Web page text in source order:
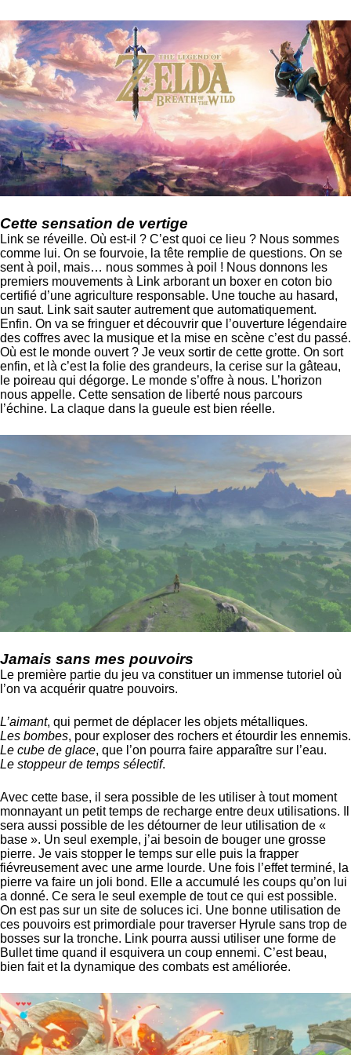
Cette sensation de vertige
Link se réveille. Où est-il ? C’est quoi ce lieu ? Nous sommes
comme lui. On se fourvoie, la tête remplie de questions. On se
sent à poil, mais… nous sommes à poil ! Nous donnons les
premiers mouvements à Link arborant un boxer en coton bio
certifié d’une agriculture responsable. Une touche au hasard,
un saut. Link sait sauter autrement que automatiquement.
Enfin. On va se fringuer et découvrir que l’ouverture légendaire
des coffres avec la musique et la mise en scène c’est du passé.
Où est le monde ouvert ? Je veux sortir de cette grotte. On sort
enfin, et là c’est la folie des grandeurs, la cerise sur la gâteau,
le poireau qui dégorge. Le monde s’offre à nous. L’horizon
nous appelle. Cette sensation de liberté nous parcours
l’échine. La claque dans la gueule est bien réelle.
Jamais sans mes pouvoirs
Le première partie du jeu va constituer un immense tutoriel où
l’on va acquérir quatre pouvoirs.
L’aimant, qui permet de déplacer les objets métalliques.
Les bombes, pour exploser des rochers et étourdir les ennemis.
Le cube de glace, que l’on pourra faire apparaître sur l’eau.
Le stoppeur de temps sélectif.
Avec cette base, il sera possible de les utiliser à tout moment
monnayant un petit temps de recharge entre deux utilisations. Il
sera aussi possible de les détourner de leur utilisation de «
base ». Un seul exemple, j’ai besoin de bouger une grosse
pierre. Je vais stopper le temps sur elle puis la frapper
fiévreusement avec une arme lourde. Une fois l’effet terminé, la
pierre va faire un joli bond. Elle a accumulé les coups qu’on lui
a donné. Ce sera le seul exemple de tout ce qui est possible.
On est pas sur un site de soluces ici. Une bonne utilisation de
ces pouvoirs est primordiale pour traverser Hyrule sans trop de
bosses sur la tronche. Link pourra aussi utiliser une forme de
Bullet time quand il esquivera un coup ennemi. C’est beau,
bien fait et la dynamique des combats est améliorée.